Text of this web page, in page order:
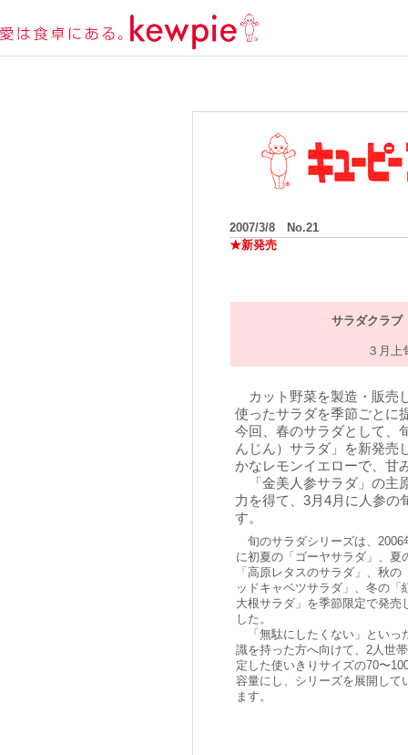
2007/3/8 No.21
★新発売
サラダクラ
３月上
カット野菜を製造・販売
使ったサラダを季節ごとに
今回、春のサラダとして、
んじん）サラダ」を新発売
かなレモンイエローで、甘
「金美人参サラダ」の主
力を得て、3月4月に人参の
す。
旬のサラダシリーズは、2006
に初夏の「ゴーヤサラダ」、夏
「高原レタスのサラダ」、秋の
ッドキャベツサラダ」、冬の「
大根サラダ」を季節限定で発売
した。
「無駄にしたくない」といっ
識を持った方へ向けて、2人世
定した使いきりサイズの70〜
容量にし、シリーズを展開して
ます。